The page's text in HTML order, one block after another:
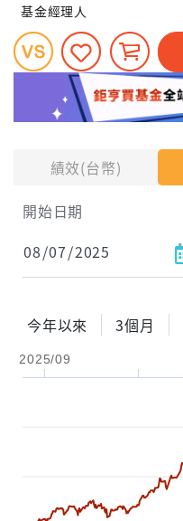
績效(台幣)
開始日期
今年以來 3個月
2025/09
基金經理人